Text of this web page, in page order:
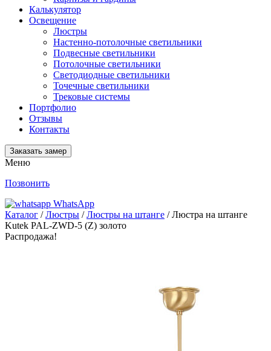
Калькулятор
Освещение
Люстры
Настенно-потолочные светильники
Подвесные светильники
Потолочные светильники
Светодиодные светильники
Точечные светильники
Трековые системы
Портфолио
Отзывы
Контакты
Заказать замер
Меню
Позвонить
WhatsApp
Каталог /Люстры /Люстры на штанге / Люстра на штанге
Kutek PAL-ZWD-5 (Z) золото
Распродажа!